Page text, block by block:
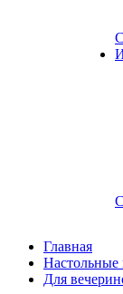
Главная
Настольные
Для